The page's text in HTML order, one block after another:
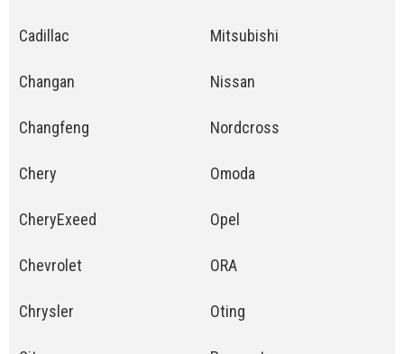
Cadillac
Changan
Changfeng
Chery
CheryExeed
Chevrolet
Chrysler
Mitsubishi
Nissan
Nordcross
Omoda
Opel
ORA
Oting